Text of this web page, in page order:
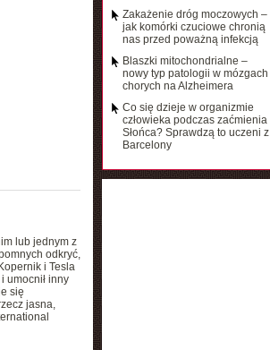
lub jednym z
odkryć,
i Tesla
umocnił inny
się
jasna,
Zakażenie dróg moczowych –
jak komórki czuciowe chronią
nas przed poważną infekcją
Blaszki mitochondrialne –
nowy typ patologii w mózgach
chorych na Alzheimera
Co się dzieje w organizmie
człowieka podczas zaćmienia
Słońca? Sprawdzą to uczeni z
Barcelony